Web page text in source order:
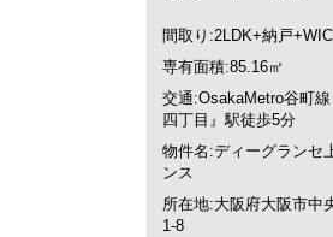
間取り:2LDK+納戸+WIC
専有面積:85.16㎡
交通:OsakaMetro谷町
四丁目』駅徒歩5分
物件名:ディーグランセ
ンス
所在地:大阪府大阪市中
1-8